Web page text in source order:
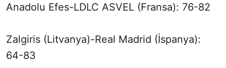
Anadolu Efes-LDLC ASVEL (Fransa): 76-82
Zalgiris (Litvanya)-Real Madrid (İspanya):
64-83